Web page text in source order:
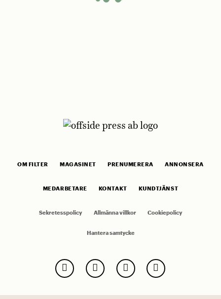
OM FILTER MAGASINET PRENUMERERA ANNONSERA
MEDARBETARE KONTAKT KUNDTJÄNST
Sekretesspolicy Allmänna villkor Cookiepolicy
Hantera samtycke